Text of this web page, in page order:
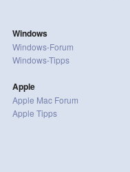
Windows
Windows-Forum
Windows-Tipps
Apple
Apple Mac Forum
Apple Tipps